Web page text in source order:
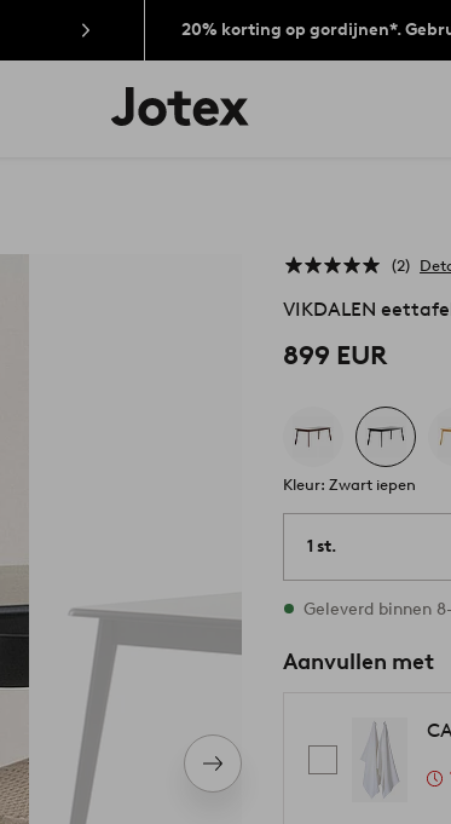
20% korting op gordijnen*.
Jotex
logo
Volgend
item
2
VIKDALEN
899 EUR
Kleur: Zwart iepen
1 st.
Op voorraad
Geleverd binnen
Aanvullen met